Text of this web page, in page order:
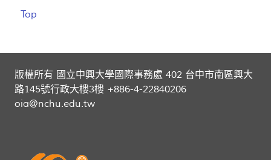
Top
版權所有 國立中興大學國際事務處 402 台中市南區興大
路145號行政大樓3樓 +886-4-22840206
oia@nchu.edu.tw